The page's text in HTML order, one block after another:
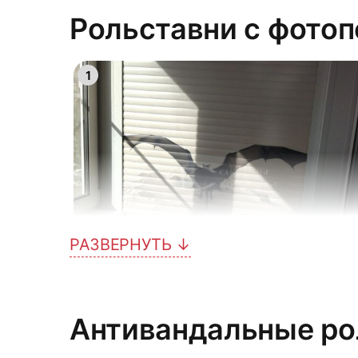
13
10
4
7
Рольставни с
1
РАЗВЕРНУТЬ ↓
Антивандальные